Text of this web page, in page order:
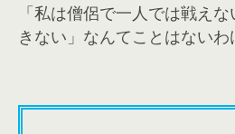
「私は僧侶で一人では戦え
きない」なんてことはないわ